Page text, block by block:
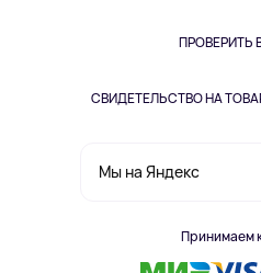
ПРОВЕРИТЬ
СВИДЕТЕЛЬСТВО НА
Мы на Яндекс
Принимаем
Одежда и аксессуары